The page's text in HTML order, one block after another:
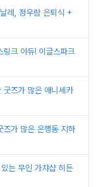
레, 정우람 은퇴식 +
크 아듀! 이글스파크
굿즈가 많은 애니세카
즈가 많은 은행동 지하
는 무인 가챠샵 히든